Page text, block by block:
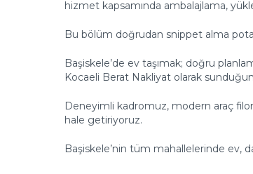
hizmet kapsamında ambalajlama,
Bu bölüm doğrudan snippet alma
Başiskele’de ev taşımak; doğru
Kocaeli Berat Nakliyat olarak
Deneyimli kadromuz, modern araç
hale getiriyoruz.
Başiskele’nin tüm mahallelerinde ev,